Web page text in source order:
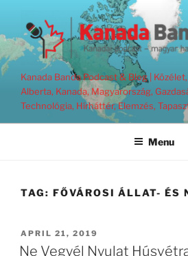
content
Kanada Banda Podcast & Blog |
Alberta, Kanada, Magyarország,
Technológia, Hírháttér, Elemzés,
Menu
TAG: FŐVÁROSI ÁLLAT- ÉS
POSTED
ON
APRIL 21, 2019
Ne Vegyél Nyulat